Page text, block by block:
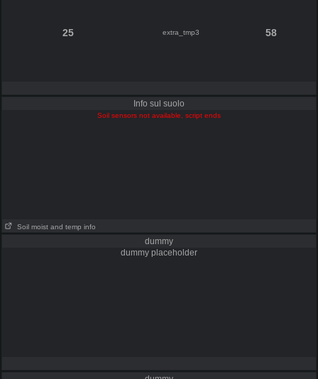
25 extra_tmp3 58
Info sul suolo
Soil sensors not available, script ends
Soil moist and temp info
dummy
dummy placeholder